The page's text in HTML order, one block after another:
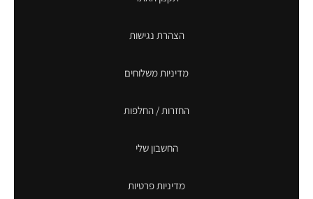
הצהרת נגישות
מדיניות משלוחים
החזרות / החלפות
החשבון שלי
מדיניות פרטיות